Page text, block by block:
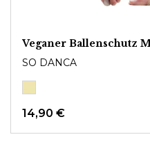
Veganer Ballenschutz
SO DANCA
14,90 €